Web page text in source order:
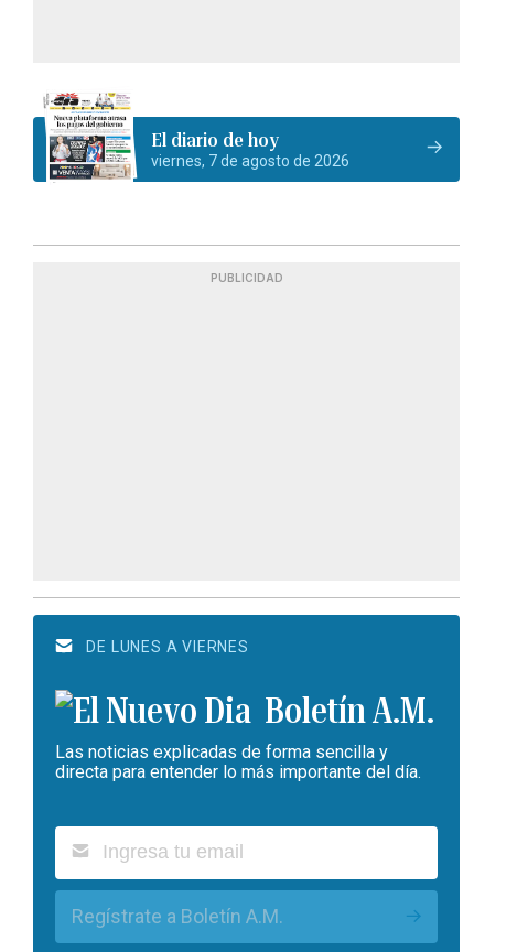
El diario de hoy
viernes, 7 de agosto de 2026
PUBLICIDAD
DE LUNES A VIERNES
Boletín A.M.
Las noticias explicadas de forma sencilla y
directa para entender lo más importante del día.
Regístrate a Boletín A.M.